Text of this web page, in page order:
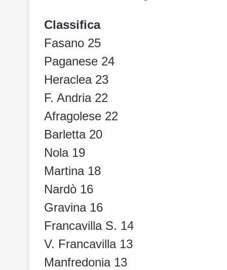
Classifica
Fasano 25
Paganese 24
Heraclea 23
F. Andria 22
Afragolese 22
Barletta 20
Nola 19
Martina 18
Nardò 16
Gravina 16
Francavilla S. 14
V. Francavilla 13
Manfredonia 13